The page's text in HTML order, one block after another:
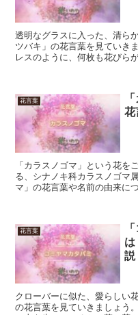
透明なグラスに入った、清ら
ツバキ」の花言葉を見ていき
レスのように、何枚も花びら
花言葉
花
「カラスノゴマ」という花を
る、シナノキ科カラスノゴマ
マ」の花言葉や名前の由来に
花言葉
は
説
クローバーに似た、愛らしい
の花言葉を見ていきましょう